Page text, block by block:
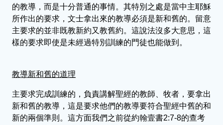
的教導，而是十分普通的事情。其特別之處是當中主耶穌
所作出的要求，文士拿出來的教導必須是新和舊的。留意
主要求的並非既教新約又教舊約。這說法沒多大意思，這
樣的要求即使是未經過特別訓練的門徒也能做到。
教導新和舊的道理
主要求完成訓練的，負責講解聖經的教師、牧者，要拿出
新和舊的教導，這是要求他們的教導要符合聖經中舊的和
新的兩個準則。這方面我們之前從約翰壹書2:7-8的查考